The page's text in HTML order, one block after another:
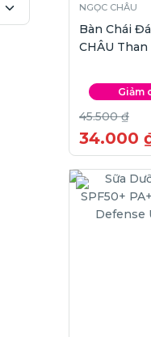
NGỌC CHÂU
Bàn Chái
CHÂU
Giảm
45.500 ₫
34.000